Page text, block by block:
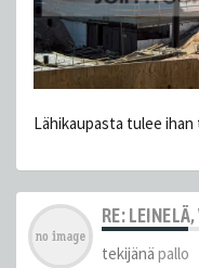
Lähikaupasta tulee ihan
RE:
tekijänä pallo